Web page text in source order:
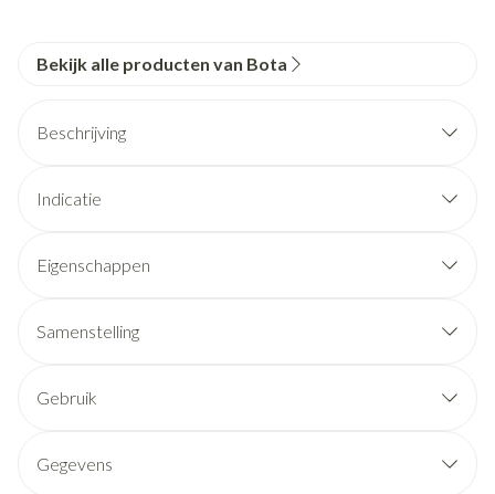
Bekijk alle producten van Bota
Beschrijving
Indicatie
Eigenschappen
Samenstelling
Gebruik
Gegevens